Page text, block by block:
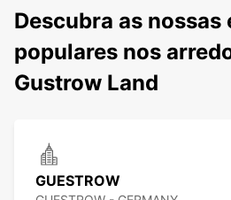
Descubra as nossas
populares nos
Gustrow Land
GUESTROW